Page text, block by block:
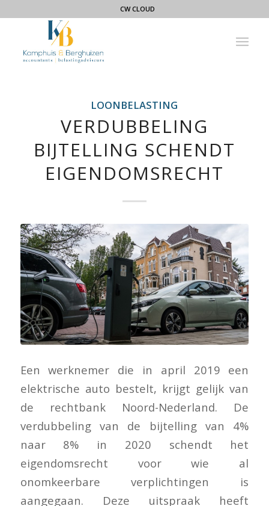
CW CLOUD
LOONBELASTING
VERDUBBELING
BIJTELLING SCHENDT
EIGENDOMSRECHT
Een werknemer die in april 2019 een
elektrische auto bestelt, krijgt gelijk van
de rechtbank Noord-Nederland. De
verdubbeling van de bijtelling van 4%
naar 8% in 2020 schendt het
eigendomsrecht voor wie al
onomkeerbare verplichtingen is
aangegaan. Deze uitspraak heeft